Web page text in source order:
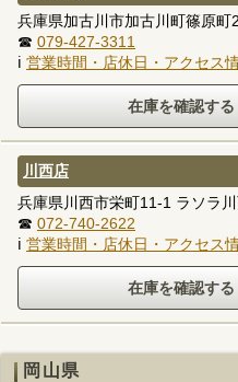
兵庫県加古川市加古川町篠原
☎ 079-427-3311
ℹ 営業時間・店休日・アクセス
川西店
兵庫県川西市栄町11-1 ラソラ
☎ 072-740-2622
ℹ 営業時間・店休日・アクセス
岡山県